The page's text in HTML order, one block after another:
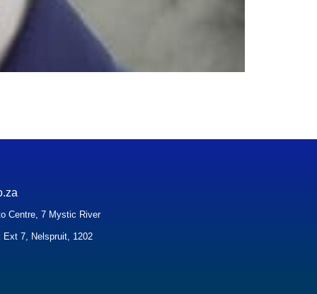
Centre, 7 Mystic River
Ext 7, Nelspruit, 1202